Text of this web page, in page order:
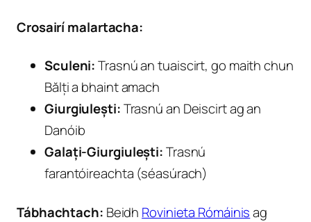
Crosairí malartacha:
Sculeni:Trasnú an tuaiscirt, go maith chun
Bălți a bhaint amach
Giurgiulești:Trasnú an Deiscirt ag an
Danóib
Galați-Giurgiulești:Trasnú
farantóireachta (séasúrach)
Tábhachtach: Beidh Rovinieta Rómáinisag